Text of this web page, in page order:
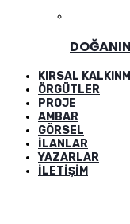
KIRSAL
ÖRGÜTLER
PROJE
AMBAR
GÖRSEL
İLANLAR
YAZARLAR
İLETIŞIM